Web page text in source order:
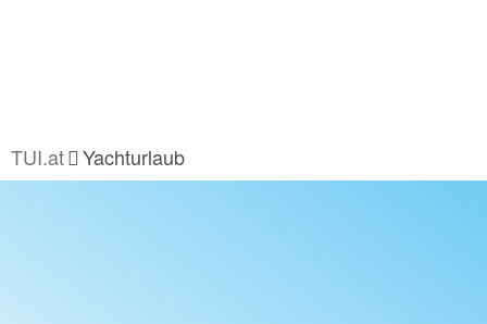
TUI.at Yachturlaub